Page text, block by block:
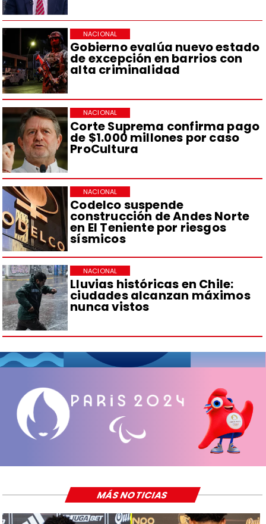
Gobierno evalúa nuevo estado
de excepción en barrios con
alta criminalidad
NACIONAL
Corte Suprema confirma pago
de $1.000 millones por caso
ProCultura
NACIONAL
Codelco suspende
construcción de Andes Norte
en El Teniente por riesgos
sísmicos
NACIONAL
Lluvias históricas en Chile:
ciudades alcanzan máximos
nunca vistos
NACIONAL
MÁS NOTICIAS